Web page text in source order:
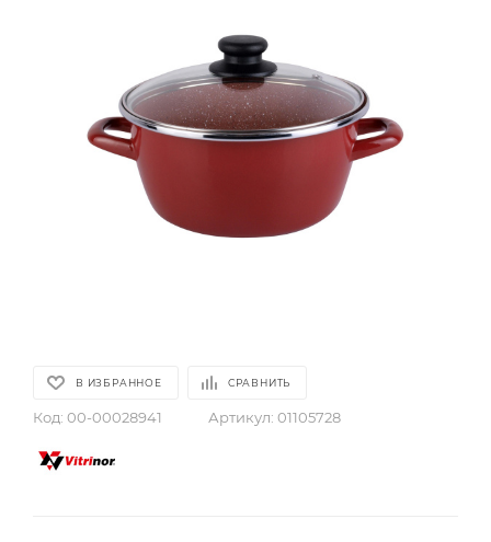
В ИЗБРАННОЕ СРАВНИТЬ
Код: 00-00028941 Артикул: 01105728